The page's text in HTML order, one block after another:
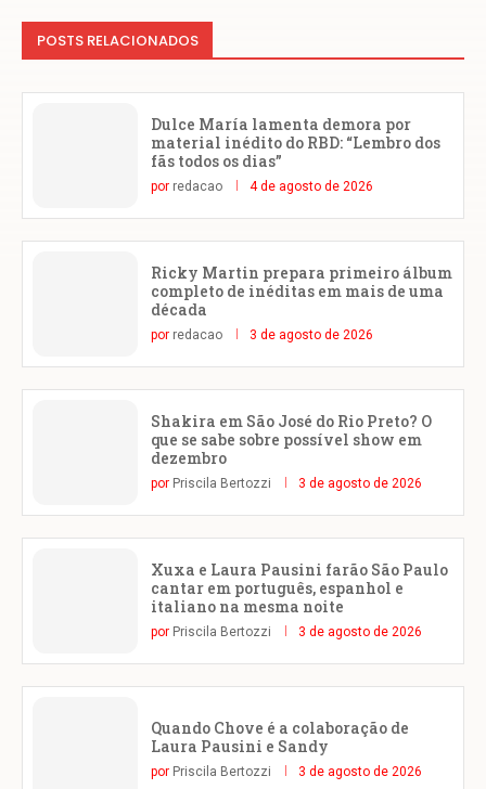
POSTS RELACIONADOS
Dulce María lamenta demora por
material inédito do RBD: “Lembro dos
fãs todos os dias”
por redacao 4 de agosto de 2026
Ricky Martin prepara primeiro álbum
completo de inéditas em mais de uma
década
por redacao 3 de agosto de 2026
Shakira em São José do Rio Preto? O
que se sabe sobre possível show em
dezembro
por Priscila Bertozzi 3 de agosto de 2026
Xuxa e Laura Pausini farão São Paulo
cantar em português, espanhol e
italiano na mesma noite
por Priscila Bertozzi 3 de agosto de 2026
Quando Chove é a colaboração de
Laura Pausini e Sandy
por Priscila Bertozzi 3 de agosto de 2026